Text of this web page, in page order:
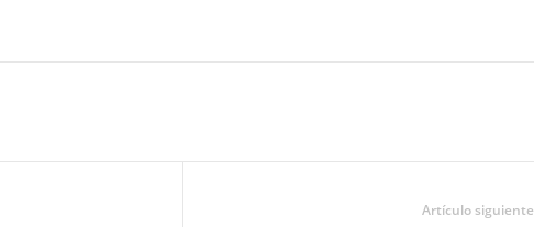
Artículo siguiente